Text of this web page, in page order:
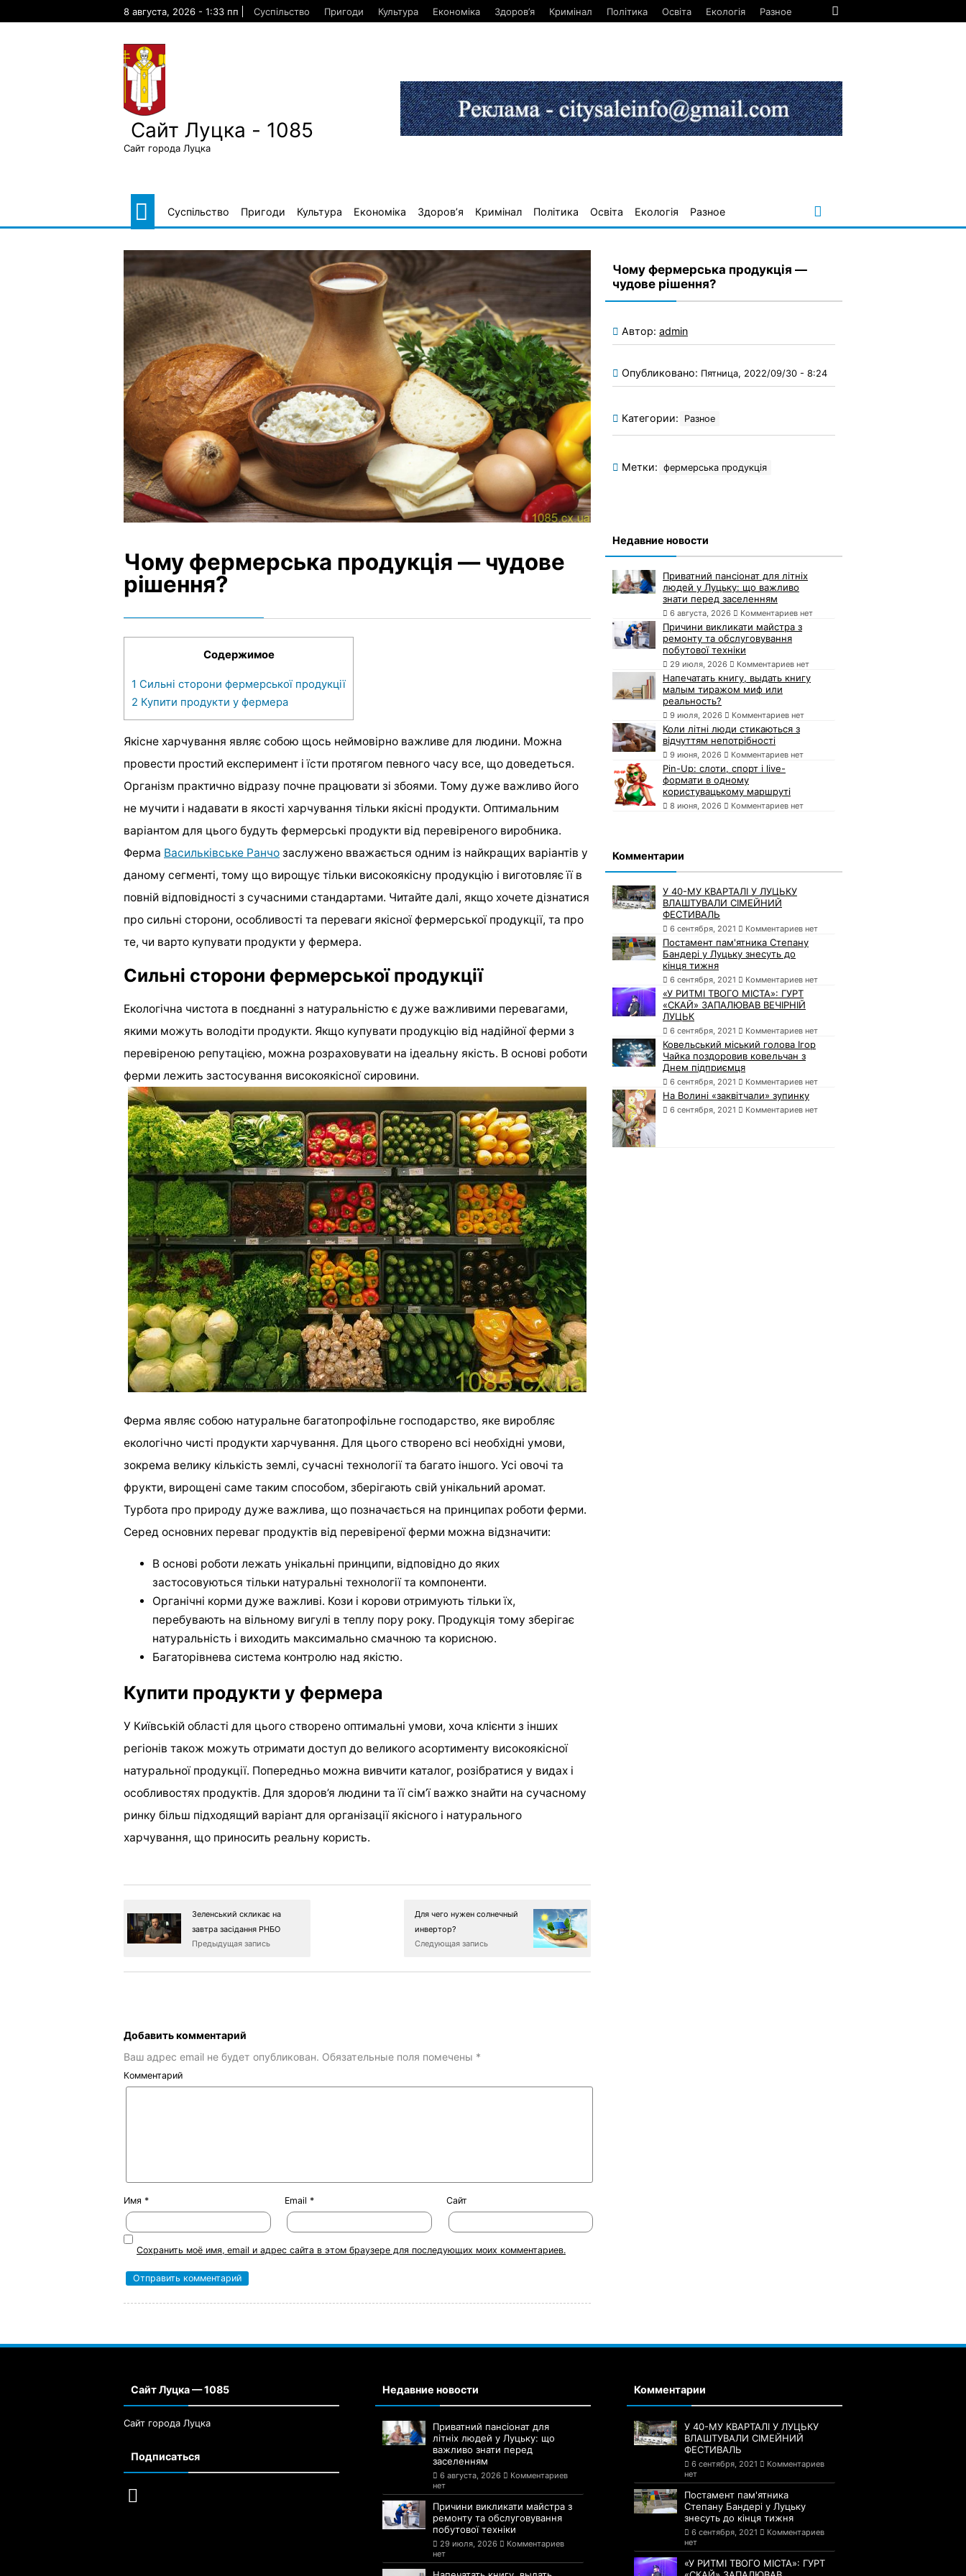
8 августа, 2026 - 1:33 пп Суспільство Пригоди Культура Економіка Здоров’я Кримінал Політика Освіта Екологія Разное
Сайт Луцка - 1085
Сайт города Луцка
Суспільство Пригоди Культура Економіка Здоров’я Кримінал Політика Освіта Екологія Разное
Чому фермерська продукція — чудове
рішення?
Содержимое
1 Сильні сторони фермерської продукції
2 Купити продукти у фермера
Якісне харчування являє собою щось неймовірно важливе для людини. Можна
провести простий експеримент і їсти протягом певного часу все, що доведеться.
Організм практично відразу почне працювати зі збоями. Тому дуже важливо його
не мучити і надавати в якості харчування тільки якісні продукти. Оптимальним
варіантом для цього будуть фермерські продукти від перевіреного виробника.
Ферма Васильківське Ранчо заслужено вважається одним із найкращих варіантів у
даному сегменті, тому що вирощує тільки високоякісну продукцію і виготовляє її в
повній відповідності з сучасними стандартами. Читайте далі, якщо хочете дізнатися
про сильні сторони, особливості та переваги якісної фермерської продукції, та про
те, чи варто купувати продукти у фермера.
Сильні сторони фермерської продукції
Екологічна чистота в поєднанні з натуральністю є дуже важливими перевагами,
якими можуть володіти продукти. Якщо купувати продукцію від надійної ферми з
перевіреною репутацією, можна розраховувати на ідеальну якість. В основі роботи
ферми лежить застосування високоякісної сировини.
Ферма являє собою натуральне багатопрофільне господарство, яке виробляє
екологічно чисті продукти харчування. Для цього створено всі необхідні умови,
зокрема велику кількість землі, сучасні технології та багато іншого. Усі овочі та
фрукти, вирощені саме таким способом, зберігають свій унікальний аромат.
Турбота про природу дуже важлива, що позначається на принципах роботи ферми.
Серед основних переваг продуктів від перевіреної ферми можна відзначити:
В основі роботи лежать унікальні принципи, відповідно до яких
застосовуються тільки натуральні технології та компоненти.
Органічні корми дуже важливі. Кози і корови отримують тільки їх,
перебувають на вільному вигулі в теплу пору року. Продукція тому зберігає
натуральність і виходить максимально смачною та корисною.
Багаторівнева система контролю над якістю.
Купити продукти у фермера
У Київській області для цього створено оптимальні умови, хоча клієнти з інших
регіонів також можуть отримати доступ до великого асортименту високоякісної
натуральної продукції. Попередньо можна вивчити каталог, розібратися у видах і
особливостях продуктів. Для здоров’я людини та її сім’ї важко знайти на сучасному
ринку більш підходящий варіант для організації якісного і натурального
харчування, що приносить реальну користь.
Зеленський скликає на
завтра засідання РНБО
Предыдущая запись
Для чего нужен солнечный
инвертор?
Следующая запись
Добавить комментарий
Ваш адрес email не будет опубликован. Обязательные поля помечены *
Комментарий
Имя * Email* Сайт
Сохранить моё имя, email и адрес сайта в этом браузере для последующих моих комментариев.
Чому фермерська продукція —
чудове рішення?
Автор: admin
Опубликовано: Пятница, 2022/09/30 - 8:24
Категории: Разное
Метки: фермерська продукція
Недавние новости
Приватний пансіонат для літніх
людей у Луцьку: що важливо
знати перед заселенням
6 августа, 2026 Комментариев нет
Причини викликати майстра з
ремонту та обслуговування
побутової техніки
29 июля, 2026 Комментариев нет
Напечатать книгу, выдать книгу
малым тиражом миф или
реальность?
9 июля, 2026 Комментариев нет
Коли літні люди стикаються з
відчуттям непотрібності
9 июня, 2026 Комментариев нет
Pin-Up: слоти, спорт і live-
формати в одному
користувацькому маршруті
8 июня, 2026 Комментариев нет
Комментарии
У 40-МУ КВАРТАЛІ У ЛУЦЬКУ
ВЛАШТУВАЛИ СІМЕЙНИЙ
ФЕСТИВАЛЬ
6 сентября, 2021 Комментариев нет
Постамент пам'ятника Степану
Бандері у Луцьку знесуть до
кінця тижня
6 сентября, 2021 Комментариев нет
«У РИТМІ ТВОГО МІСТА»: ГУРТ
«СКАЙ» ЗАПАЛЮВАВ ВЕЧІРНІЙ
ЛУЦЬК
6 сентября, 2021 Комментариев нет
Ковельський міський голова Ігор
Чайка поздоровив ковельчан з
Днем підприємця
6 сентября, 2021 Комментариев нет
На Волині «заквітчали» зупинку
6 сентября, 2021 Комментариев нет
Сайт Луцка — 1085
Сайт города Луцка
Подписаться
Недавние новости
Приватний пансіонат для
літніх людей у Луцьку: що
важливо знати перед
заселенням
6 августа, 2026
Комментариев
нет
Причини викликати майстра з
ремонту та обслуговування
побутової техніки
29 июля, 2026
Комментариев
нет
Комментарии
У 40-МУ КВАРТАЛІ У ЛУЦЬКУ
ВЛАШТУВАЛИ СІМЕЙНИЙ
ФЕСТИВАЛЬ
6 сентября, 2021
Комментариев
нет
Постамент пам'ятника
Степану Бандері у Луцьку
знесуть до кінця тижня
6 сентября, 2021
Комментариев
нет
«У РИТМІ ТВОГО МІСТА»: ГУРТ